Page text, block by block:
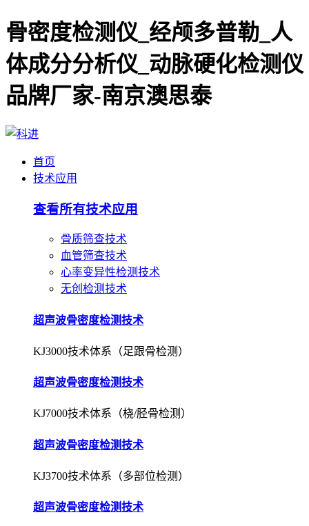
骨密度检测仪_经颅多普勒_人
体成分分析仪_动脉硬化检测仪
品牌厂家-南京澳思泰
首页
技术应用
查看所有技术应用
骨质筛查技术
血管筛查技术
心率变异性检测技术
无创检测技术
超声波骨密度检测技术
KJ3000技术体系（足跟骨检测）
超声波骨密度检测技术
KJ7000技术体系（桡/胫骨检测）
超声波骨密度检测技术
KJ3700技术体系（多部位检测）
超声波骨密度检测技术